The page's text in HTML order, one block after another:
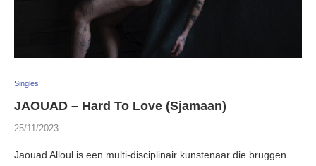
Singles
JAOUAD – Hard To Love (Sjamaan)
25/11/2023
Jaouad Alloul is een multi-disciplinair kunstenaar die bruggen